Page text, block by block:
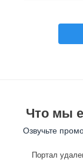
Что мы
Озвучьте
Портал